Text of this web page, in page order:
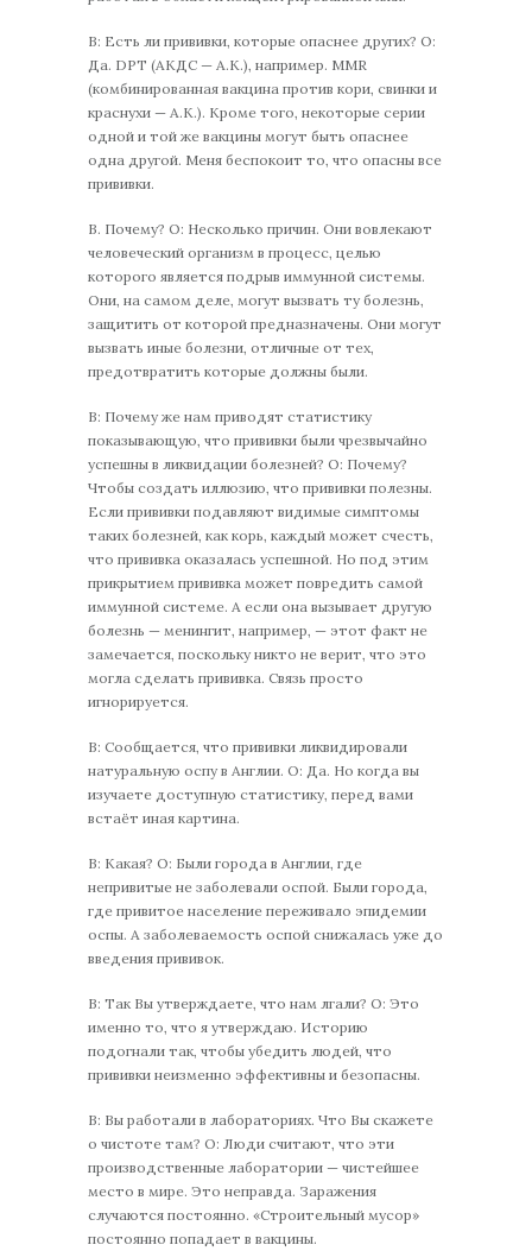
В: Есть ли прививки, которые опаснее других? О:
Да. DPT (АКДС — А.К.), например. MMR
(комбинированная вакцина против кори, свинки и
краснухи — А.К.). Кроме того, некоторые серии
одной и той же вакцины могут быть опаснее
одна другой. Меня беспокоит то, что опасны все
прививки.
В. Почему? О: Несколько причин. Они вовлекают
человеческий организм в процесс, целью
которого является подрыв иммунной системы.
Они, на самом деле, могут вызвать ту болезнь,
защитить от которой предназначены. Они могут
вызвать иные болезни, отличные от тех,
предотвратить которые должны были.
В: Почему же нам приводят статистику
показывающую, что прививки были чрезвычайно
успешны в ликвидации болезней? О: Почему?
Чтобы создать иллюзию, что прививки полезны.
Если прививки подавляют видимые симптомы
таких болезней, как корь, каждый может счесть,
что прививка оказалась успешной. Но под этим
прикрытием прививка может повредить самой
иммунной системе. А если она вызывает другую
болезнь — менингит, например, — этот факт не
замечается, поскольку никто не верит, что это
могла сделать прививка. Связь просто
игнорируется.
В: Сообщается, что прививки ликвидировали
натуральную оспу в Англии. О: Да. Но когда вы
изучаете доступную статистику, перед вами
встаёт иная картина.
В: Какая? О: Были города в Англии, где
непривитые не заболевали оспой. Были города,
где привитое население переживало эпидемии
оспы. А заболеваемость оспой снижалась уже до
введения прививок.
В: Так Вы утверждаете, что нам лгали? О: Это
именно то, что я утверждаю. Историю
подогнали так, чтобы убедить людей, что
прививки неизменно эффективны и безопасны.
В: Вы работали в лабораториях. Что Вы скажете
о чистоте там? О: Люди считают, что эти
производственные лаборатории — чистейшее
место в мире. Это неправда. Заражения
случаются постоянно. «Строительный мусор»
постоянно попадает в вакцины.